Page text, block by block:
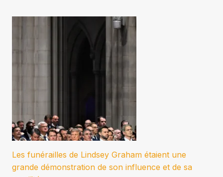
Les funérailles de Lindsey Graham étaient une
grande démonstration de son influence et de sa